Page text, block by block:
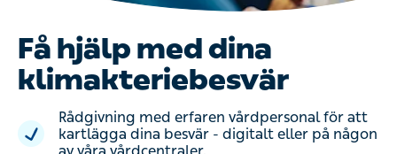
Få hjälp med dina
klimakteriebesvär
Rådgivning med erfaren vårdpersonal för att
kartlägga dina besvär - digitalt eller på någon
av våra vårdcentraler.